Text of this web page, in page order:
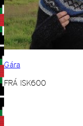
Gára
FRÁ ISK600